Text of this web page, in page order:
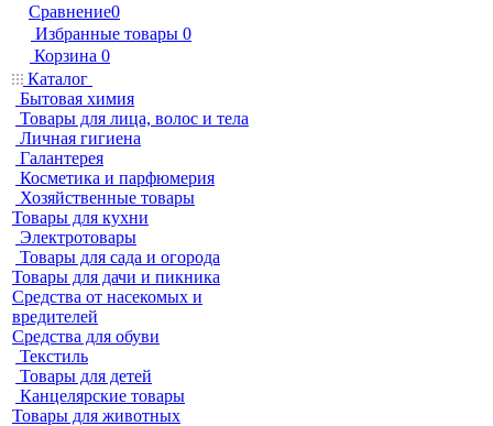
Сравнение0
Избранные товары 0
Корзина 0
Каталог
Бытовая химия
Товары для лица, волос и тела
Личная гигиена
Галантерея
Косметика и парфюмерия
Хозяйственные товары
Товары для кухни
Электротовары
Товары для сада и огорода
Товары для дачи и пикника
Средства от насекомых и
вредителей
Средства для обуви
Текстиль
Товары для детей
Канцелярские товары
Товары для животных